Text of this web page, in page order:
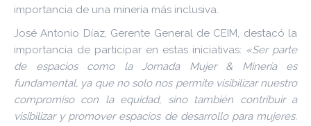
importancia de una minería más inclusiva.
José Antonio Díaz, Gerente General de CEIM, destacó la
importancia de participar en estas iniciativas: «Ser parte
de espacios como la Jornada Mujer & Minería es
fundamental, ya que no solo nos permite visibilizar nuestro
compromiso con la equidad, sino también contribuir a
visibilizar y promover espacios de desarrollo para mujeres.